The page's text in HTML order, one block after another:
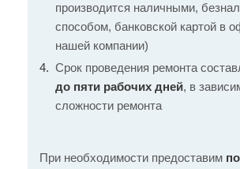
производится наличными,
способом, банковской картой в
нашей компании)
Срок проведения ремонта
до пяти рабочих дней, в
сложности ремонта
При необходимости предоставим